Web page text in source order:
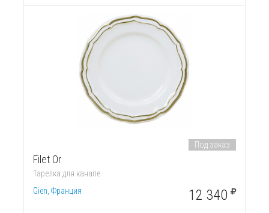
Filet Or
Тарелка для канапе
Gien, Франция
Под заказ
12 340